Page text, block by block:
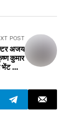
POST
अजय
कुमार
किया